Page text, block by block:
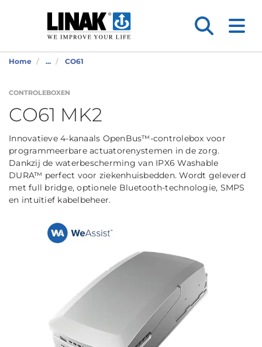
Home ... CO61
CONTROLEBOXEN
CO61 MK2
Innovatieve 4-kanaals OpenBus™-controlebox voor
programmeerbare actuatorenystemen in de zorg.
Dankzij de waterbescherming van IPX6 Washable
DURA™ perfect voor ziekenhuisbedden. Wordt geleverd
met full bridge, optionele Bluetooth-technologie, SMPS
en intuïtief kabelbeheer.